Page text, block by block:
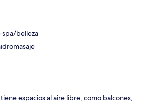
spa/belleza
espacios al aire libre, como balcones,